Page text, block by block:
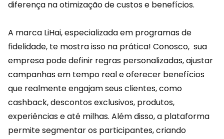
diferença na otimização de custos e benefícios.
A marca LiHai, especializada em programas de
fidelidade, te mostra isso na prática! Conosco, sua
empresa pode definir regras personalizadas, ajustar
campanhas em tempo real e oferecer benefícios
que realmente engajam seus clientes, como
cashback, descontos exclusivos, produtos,
experiências e até milhas. Além disso, a plataforma
permite segmentar os participantes, criando